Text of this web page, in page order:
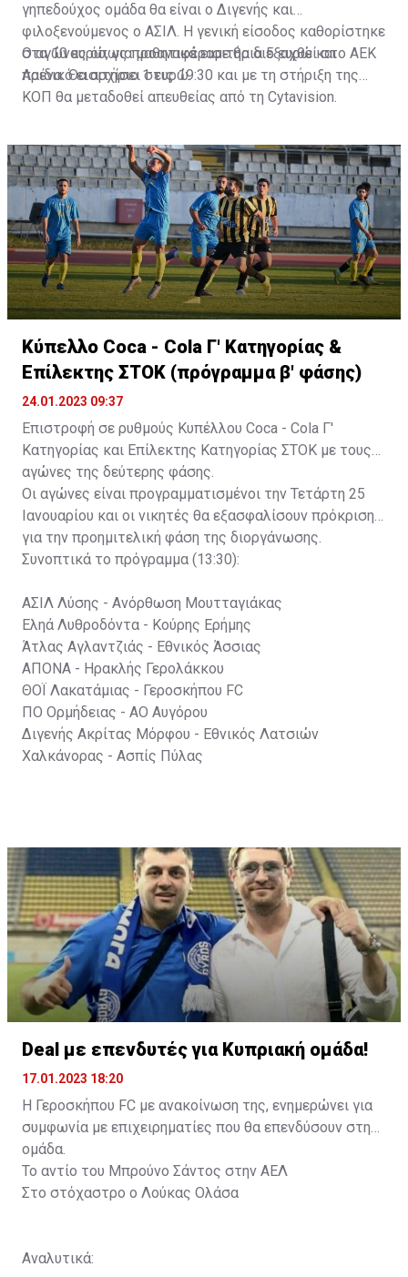
γηπεδούχος ομάδα θα είναι ο Διγενής και
φιλοξενούμενος ο ΑΣΙΛ. Η γενική είσοδος καθορίστηκε
στα 10 ευρώ, για μαθητικά εισιτήρια 5 ευρώ και
παιδικό εισιτήριο 1 ευρώ.
Ο αγώνας όπως προαναφέραμε θα διεξαχθεί στο ΑΕΚ
Αρένα. Θα αρχίσει στις 19:30 και με τη στήριξη της
ΚΟΠ θα μεταδοθεί απευθείας από τη Cytavision.
Κύπελλο Coca - Cola Γ' Κατηγορίας &
Επίλεκτης ΣΤΟΚ (πρόγραμμα β' φάσης)
24.01.2023 09:37
Επιστροφή σε ρυθμούς Κυπέλλου Coca - Cola Γ'
Κατηγορίας και Επίλεκτης Κατηγορίας ΣΤΟΚ με τους
αγώνες της δεύτερης φάσης.
Οι αγώνες είναι προγραμματισμένοι την Τετάρτη 25
Ιανουαρίου και οι νικητές θα εξασφαλίσουν πρόκριση
για την προημιτελική φάση της διοργάνωσης.
Συνοπτικά το πρόγραμμα (13:30):
ΑΣΙΛ Λύσης - Ανόρθωση Μουτταγιάκας
Εληά Λυθροδόντα - Κούρης Ερήμης
Άτλας Αγλαντζιάς - Εθνικός Άσσιας
ΑΠΟΝΑ - Ηρακλής Γερολάκκου
ΘΟΪ Λακατάμιας - Γεροσκήπου FC
ΠΟ Ορμήδειας - ΑΟ Αυγόρου
Διγενής Ακρίτας Μόρφου - Εθνικός Λατσιών
Χαλκάνορας - Ασπίς Πύλας
Deal με επενδυτές για Κυπριακή ομάδα!
17.01.2023 18:20
Η Γεροσκήπου FC με ανακοίνωση της, ενημερώνει για
συμφωνία με επιχειρηματίες που θα επενδύσουν στην
ομάδα.
Το αντίο του Μπρούνο Σάντος στην ΑΕΛ
Στο στόχαστρο ο Λούκας Ολάσα
Αναλυτικά: